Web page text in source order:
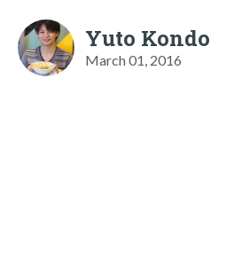
Yuto Kondo
March 01, 2016